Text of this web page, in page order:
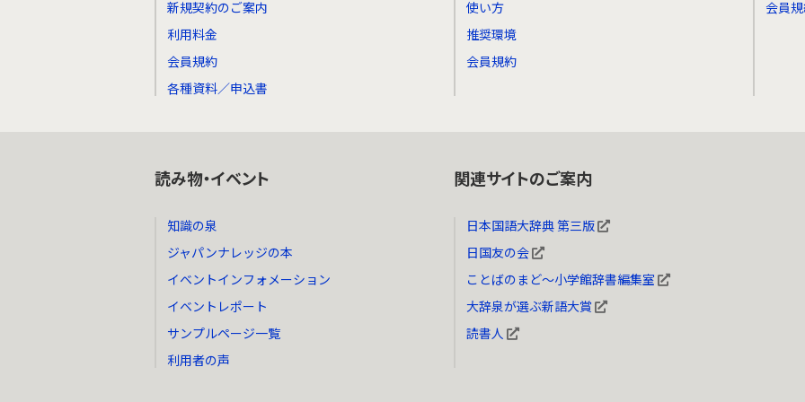
新規契約のご案内
利用料金
会員規約
各種資料／申込書
使い方
推奨環境
会員規約
会員
読み物・イベント
知識の泉
ジャパンナレッジの本
イベントインフォメーション
イベントレポート
サンプルページ一覧
利用者の声
関連サイトのご案内
日本国語大辞典 第三版
日国友の会
ことばのまど～小学館辞書編集室
大辞泉が選ぶ新語大賞
読書人